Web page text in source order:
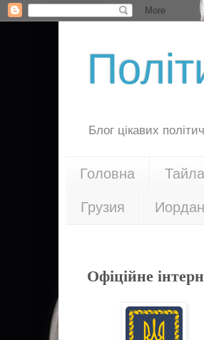
Блог цікавих
Головна
Грузия
Офіційне